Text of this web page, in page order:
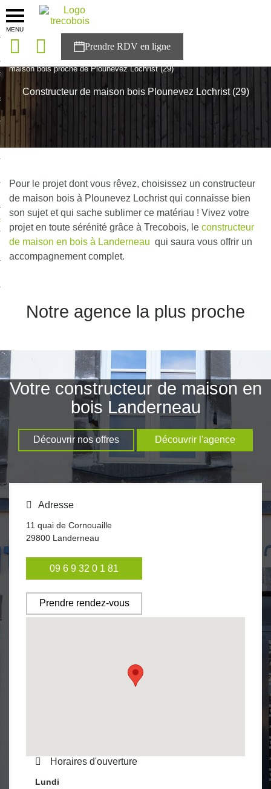
MENU
solutions
Trecobois
à NESTOR
maison bois proche de Plounevez Lochrist (29)
Constructeur de maison bois Plounevez Lochrist (29)
Pour le projet dont vous rêvez, choisissez un constructeur
de maison bois à Plounevez Lochrist qui connaisse bien
son sujet et qui sache sublimer ce matériau ! Vivez votre
projet en toute sérénité grâce à Trecobois, le constructeur
de maison en bois à Landerneau qui saura vous offrir un
accompagnement complet.
Notre agence la plus proche
Votre constructeur de maison en
bois Landerneau
Découvrir nos offres Découvrir l'agence
Adresse
11 quai de Cornouaille
29800 Landerneau
09 6 9 32 0 1 81
Prendre rendez-vous
Horaires d'ouverture
Lundi